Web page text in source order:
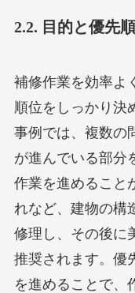
2.2. 目的と優先
補修作業を効率よ
順位をしっかり決
事例では、複数の
が進んでいる部分
作業を進めること
れなど、建物の構
修理し、その後に
推奨されます。優
を進めることで、